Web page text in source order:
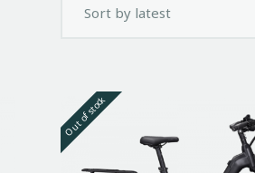
Actualités
Out of stock